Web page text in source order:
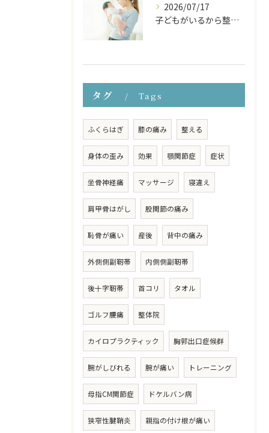
2026/07/17
子どもがいるから整体に行けない… そんなママのための『お子様連れ整体コース』
タグ Tags
ふくらはぎ 膝の痛み 整える
身体の歪み 効果 顎関節症 症状
坐骨神経痛 マッサージ 寝違え
肩甲骨はがし 股関節の痛み
恥骨が痛い 産後 背中の痛み
外側側副靭帯 内側側副靭帯
後十字靭帯 首コリ タオル
ゴルフ腰痛 整体院
カイロプラクティック 胸郭出口症候群
腕がしびれる 腕が痛い トレーニング
母指CM関節症 ドケルバン病
狭窄性腱鞘炎 親指の付け根が痛い